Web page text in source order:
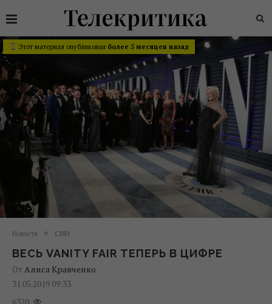
Этот материал опубликован более 5 месяцев назад
Новости СМИ
ВЕСЬ VANITY FAIR ТЕПЕРЬ В ЦИФРЕ
От Алиса Кравченко
31.05.2019 09:33